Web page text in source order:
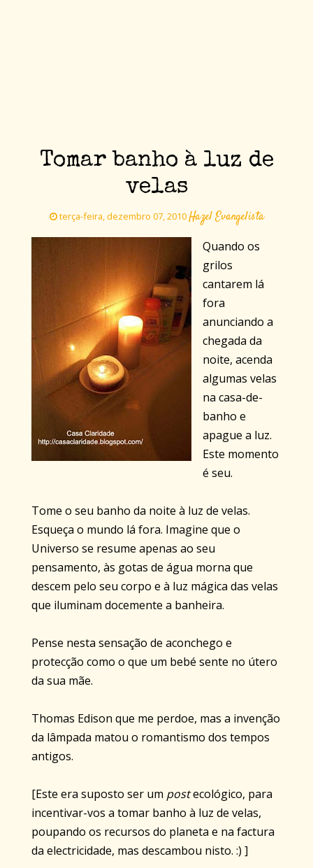
Tomar banho à luz de
velas
terça-feira, dezembro 07, 2010Hazel Evangelista
Quando os
grilos
cantarem lá
fora
anunciando a
chegada da
noite, acenda
algumas velas
na casa-de-
banho e
apague a luz.
Este momento
é seu.
Tome o seu banho da noite à luz de velas.
Esqueça o mundo lá fora. Imagine que o
Universo se resume apenas ao seu
pensamento, às gotas de água morna que
descem pelo seu corpo e à luz mágica das velas
que iluminam docemente a banheira.
Pense nesta sensação de aconchego e
protecção como o que um bebé sente no útero
da sua mãe.
Thomas Edison que me perdoe, mas a invenção
da lâmpada matou o romantismo dos tempos
antigos.
[Este era suposto ser um postecológico, para
incentivar-vos a tomar banho à luz de velas,
poupando os recursos do planeta e na factura
da electricidade, mas descambou nisto. :) ]